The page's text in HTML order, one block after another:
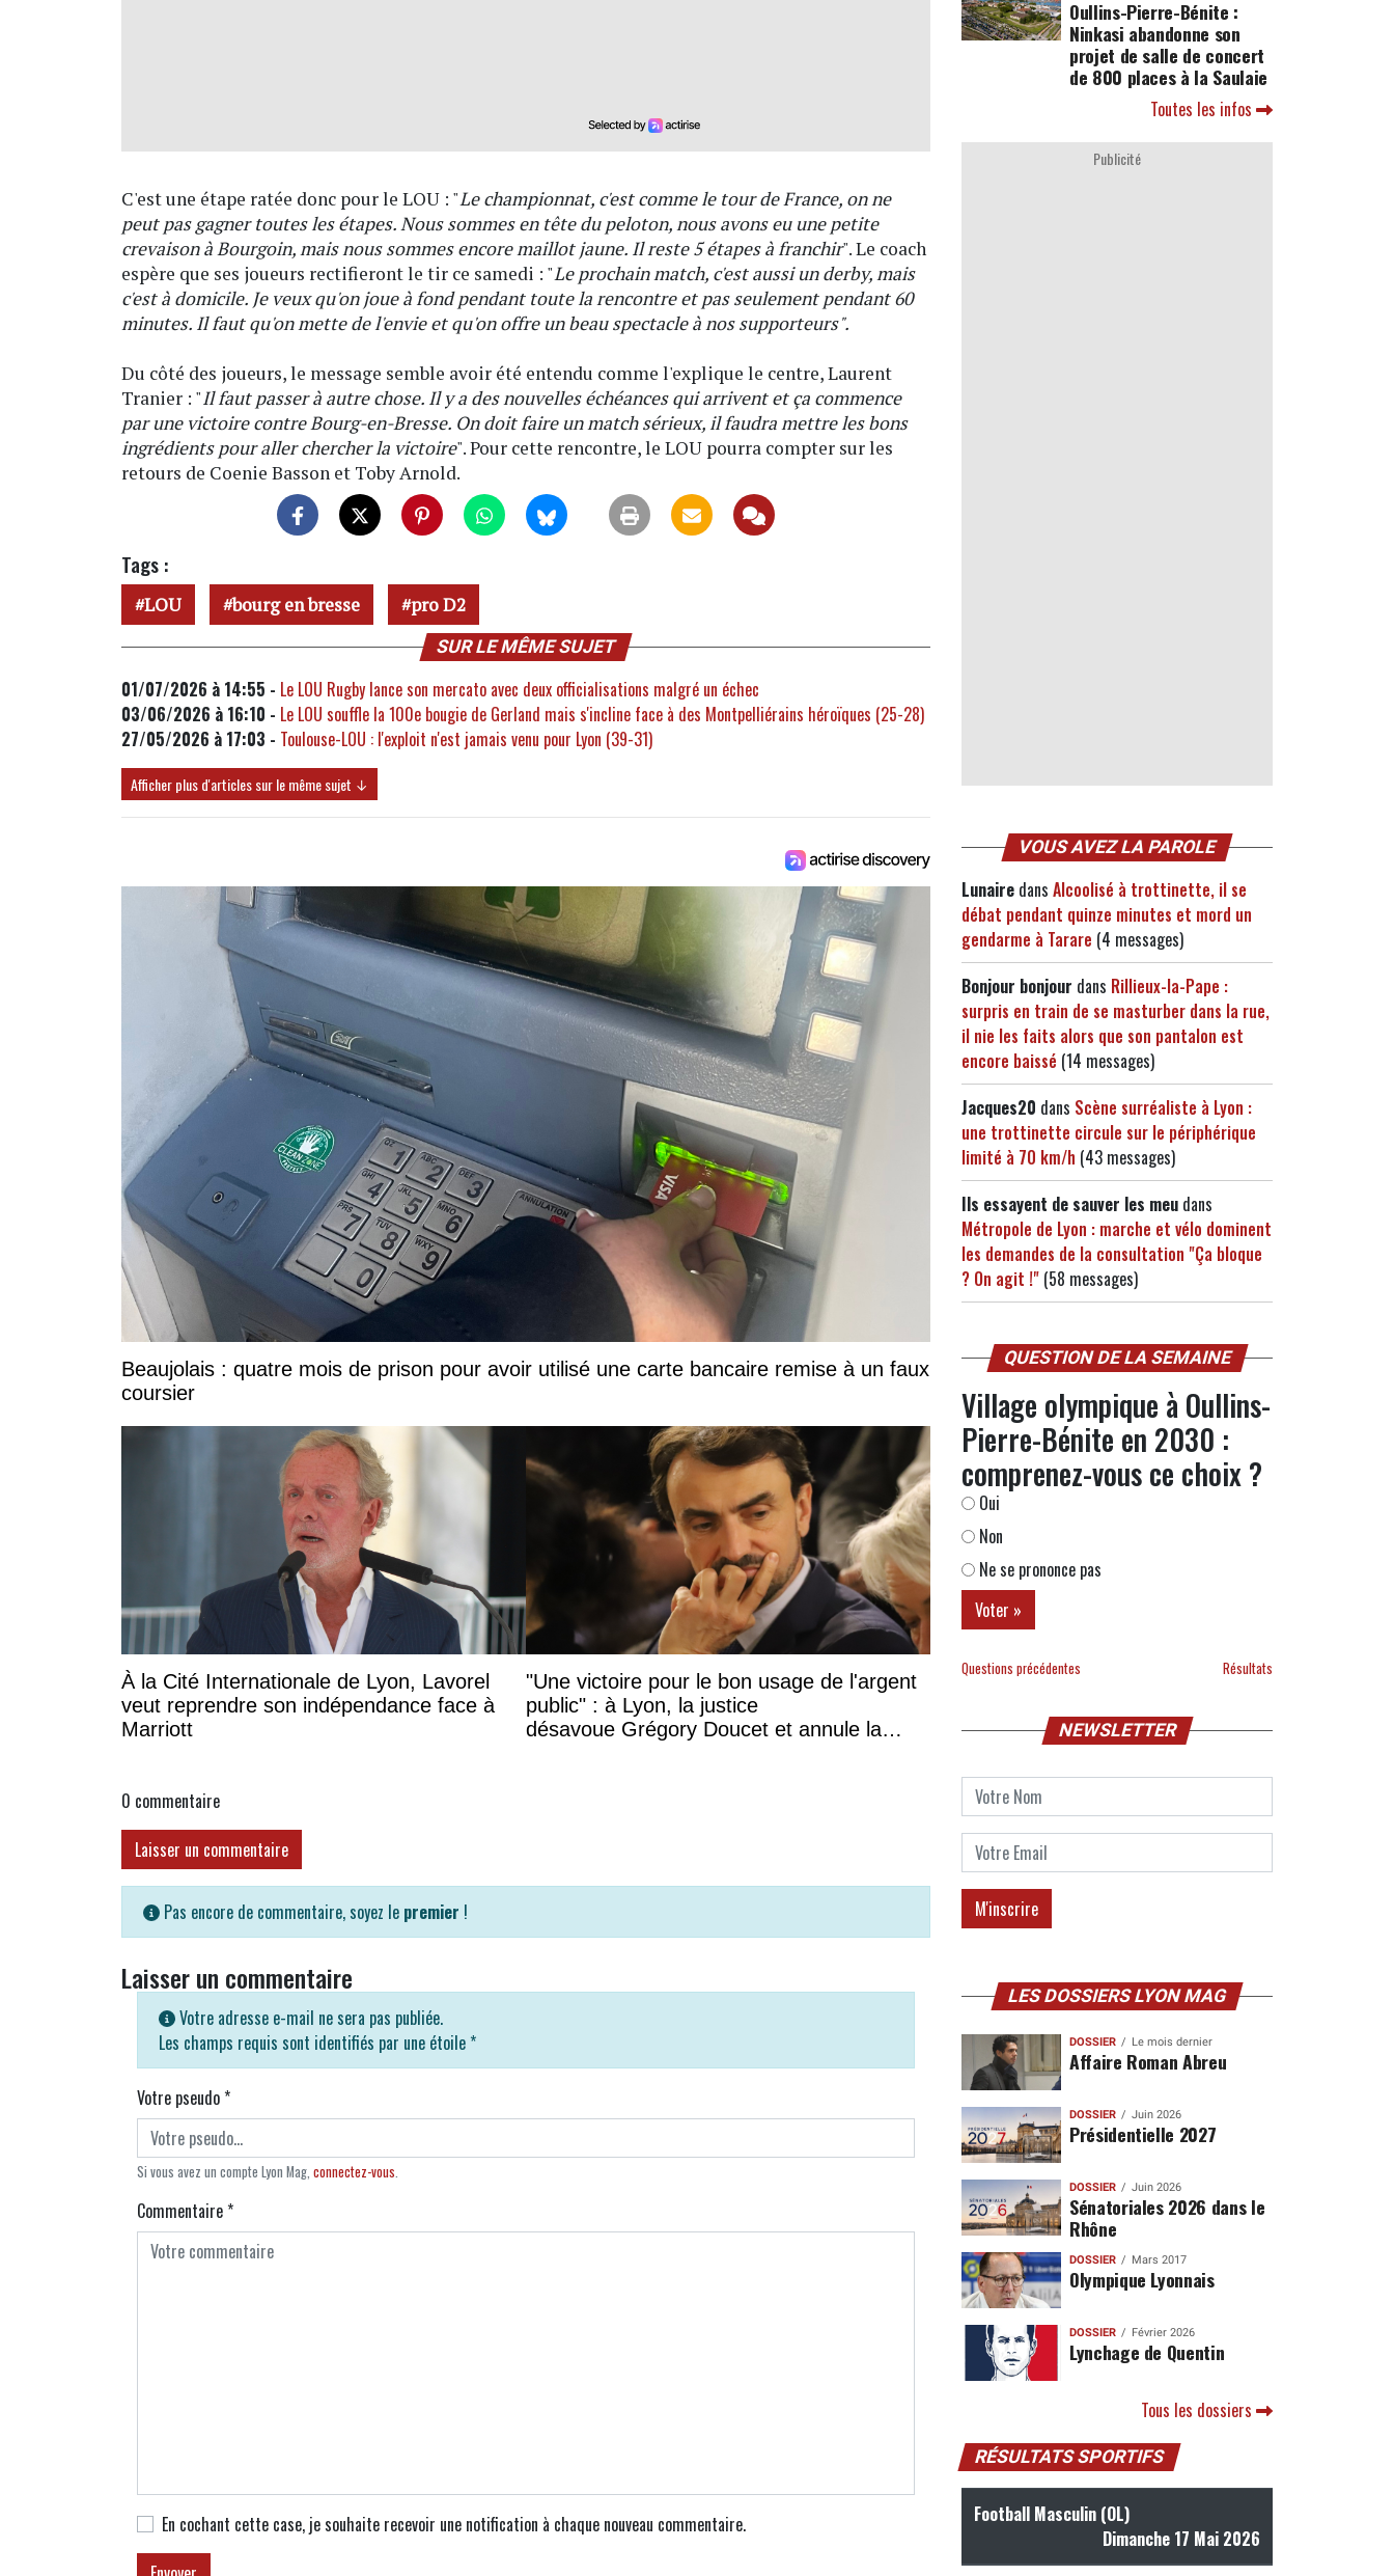
C'est une étape ratée donc pour le LOU : "Le championnat, c'est comme le tour de France, on ne
peut pas gagner toutes les étapes. Nous sommes en tête du peloton, nous avons eu une petite
crevaison à Bourgoin, mais nous sommes encore maillot jaune. Il reste 5 étapes à franchir". Le coach
espère que ses joueurs rectifieront le tir ce samedi : "Le prochain match, c'est aussi un derby, mais
c'est à domicile. Je veux qu'on joue à fond pendant toute la rencontre et pas seulement pendant 60
minutes. Il faut qu'on mette de l'envie et qu'on offre un beau spectacle à nos supporteurs".
Du côté des joueurs, le message semble avoir été entendu comme l'explique le centre, Laurent
Tranier : "Il faut passer à autre chose. Il y a des nouvelles échéances qui arrivent et ça commence
par une victoire contre Bourg-en-Bresse. On doit faire un match sérieux, il faudra mettre les bons
ingrédients pour aller chercher la victoire". Pour cette rencontre, le LOU pourra compter sur les
retours de Coenie Basson et Toby Arnold.
Tags :
LOU bourg en bresse pro D2
SUR LE MÊME SUJET
01/07/2026 à 14:55 - Le LOU Rugby lance son mercato avec deux officialisations malgré un échec
03/06/2026 à 16:10 - Le LOU souffle la 100e bougie de Gerland mais s'incline face à des Montpelliérains héroïques (25-28)
27/05/2026 à 17:03 - Toulouse-LOU : l'exploit n'est jamais venu pour Lyon (39-31)
Afficher plus d'articles sur le même sujet ↓
Beaujolais : quatre mois de prison pour avoir utilisé une carte bancaire remise à un faux
coursier
À la Cité Internationale de Lyon, Lavorel
veut reprendre son indépendance face à
Marriott
"Une victoire pour le bon usage de l'argent
public" : à Lyon, la justice
désavoue Grégory Doucet et annule la
0 commentaire
Laisser un commentaire
Pas encore de commentaire, soyez le premier !
Laisser un commentaire
Votre adresse e-mail ne sera pas publiée.
Les champs requis sont identifiés par une étoile *
Votre pseudo*
Si vous avez un compte Lyon Mag, connectez-vous.
Commentaire*
En cochant cette case, je souhaite recevoir une notification à chaque nouveau commentaire.
Oullins-Pierre-Bénite :
Ninkasi abandonne son
projet de salle de concert
de 800 places à la Saulaie
Toutes les infos
Publicité
VOUS AVEZ LA PAROLE
Lunaire dans Alcoolisé à trottinette, il se
débat pendant quinze minutes et mord un
gendarme à Tarare (4 messages)
Bonjour bonjour dans Rillieux-la-Pape :
surpris en train de se masturber dans la rue,
il nie les faits alors que son pantalon est
encore baissé (14 messages)
Jacques20 dans Scène surréaliste à Lyon :
une trottinette circule sur le périphérique
limité à 70 km/h (43 messages)
Ils essayent de sauver les meu dans
Métropole de Lyon : marche et vélo dominent
les demandes de la consultation "Ça bloque
? On agit !" (58 messages)
QUESTION DE LA SEMAINE
Village olympique à Oullins-
Pierre-Bénite en 2030 :
comprenez-vous ce choix ?
Oui
Non
Ne se prononce pas
Questions précédentes Résultats
NEWSLETTER
LES DOSSIERS LYON MAG
DOSSIER Le mois dernier
Affaire Roman Abreu
DOSSIER Juin 2026
Présidentielle 2027
DOSSIER Juin 2026
Sénatoriales 2026 dans le
Rhône
DOSSIER Mars 2017
Olympique Lyonnais
DOSSIER Février 2026
Lynchage de Quentin
Tous les dossiers
RÉSULTATS SPORTIFS
Football Masculin (OL)
Dimanche 17 Mai 2026